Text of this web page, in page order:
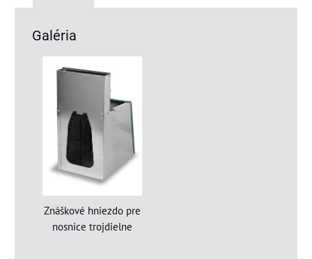
Galéria
Znáškové hniezdo pre
nosnice trojdielne